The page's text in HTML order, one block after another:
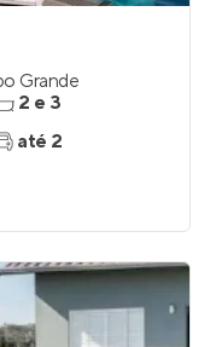
Grande
2 e 3
até 2